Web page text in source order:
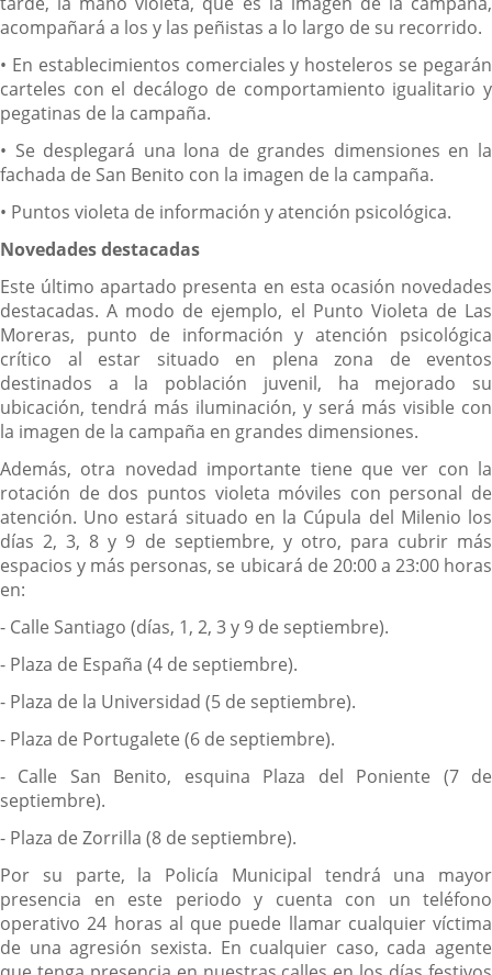
acompañará a los y las peñistas a lo largo de su recorrido.
• En establecimientos comerciales y hosteleros se pegarán
carteles con el decálogo de comportamiento igualitario y
pegatinas de la campaña.
• Se desplegará una lona de grandes dimensiones en la
fachada de San Benito con la imagen de la campaña.
• Puntos violeta de información y atención psicológica.
Novedades destacadas
Este último apartado presenta en esta ocasión novedades
destacadas. A modo de ejemplo, el Punto Violeta de Las
Moreras, punto de información y atención psicológica
crítico al estar situado en plena zona de eventos
destinados a la población juvenil, ha mejorado su
ubicación, tendrá más iluminación, y será más visible con
la imagen de la campaña en grandes dimensiones.
Además, otra novedad importante tiene que ver con la
rotación de dos puntos violeta móviles con personal de
atención. Uno estará situado en la Cúpula del Milenio los
días 2, 3, 8 y 9 de septiembre, y otro, para cubrir más
espacios y más personas, se ubicará de 20:00 a 23:00 horas
en:
- Calle Santiago (días, 1, 2, 3 y 9 de septiembre).
- Plaza de España (4 de septiembre).
- Plaza de la Universidad (5 de septiembre).
- Plaza de Portugalete (6 de septiembre).
- Calle San Benito, esquina Plaza del Poniente (7 de
septiembre).
- Plaza de Zorrilla (8 de septiembre).
Por su parte, la Policía Municipal tendrá una mayor
presencia en este periodo y cuenta con un teléfono
operativo 24 horas al que puede llamar cualquier víctima
de una agresión sexista. En cualquier caso, cada agente